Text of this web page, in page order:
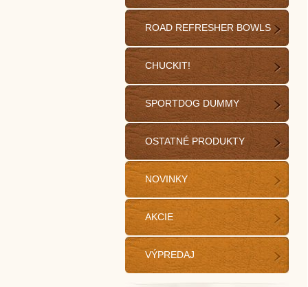
ROAD REFRESHER BOWLS
CHUCKIT!
SPORTDOG DUMMY
OSTATNÉ PRODUKTY
NOVINKY
AKCIE
VÝPREDAJ